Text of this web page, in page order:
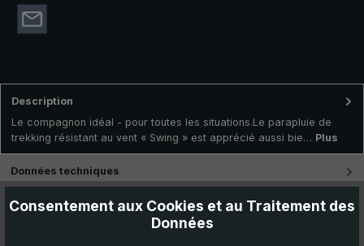
Description
Le compagnon idéal - pour toutes les situations.Le parapluie de
trekking résistant au vent « Swing » est apprécié aussi bie… Plus
Données techniques
Caractéristiques
Consentement aux Cookies et au Traitement des
Données